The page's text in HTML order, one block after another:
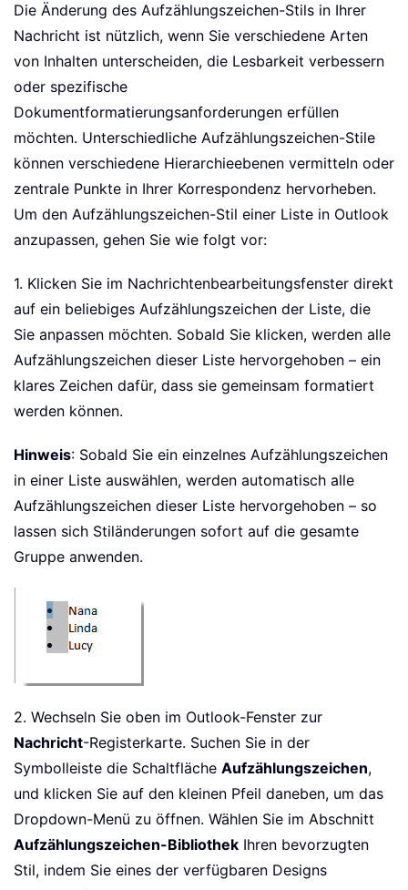
Die Änderung des Aufzählungszeichen-Stils in Ihrer
Nachricht ist nützlich, wenn Sie verschiedene Arten
von Inhalten unterscheiden, die Lesbarkeit verbessern
oder spezifische
Dokumentformatierungsanforderungen erfüllen
möchten. Unterschiedliche Aufzählungszeichen-Stile
können verschiedene Hierarchieebenen vermitteln oder
zentrale Punkte in Ihrer Korrespondenz hervorheben.
Um den Aufzählungszeichen-Stil einer Liste in Outlook
anzupassen, gehen Sie wie folgt vor:
1. Klicken Sie im Nachrichtenbearbeitungsfenster direkt
auf ein beliebiges Aufzählungszeichen der Liste, die
Sie anpassen möchten. Sobald Sie klicken, werden alle
Aufzählungszeichen dieser Liste hervorgehoben – ein
klares Zeichen dafür, dass sie gemeinsam formatiert
werden können.
Hinweis: Sobald Sie ein einzelnes Aufzählungszeichen
in einer Liste auswählen, werden automatisch alle
Aufzählungszeichen dieser Liste hervorgehoben – so
lassen sich Stiländerungen sofort auf die gesamte
Gruppe anwenden.
2. Wechseln Sie oben im Outlook-Fenster zur
Nachricht-Registerkarte. Suchen Sie in der
Symbolleiste die Schaltfläche Aufzählungszeichen,
und klicken Sie auf den kleinen Pfeil daneben, um das
Dropdown-Menü zu öffnen. Wählen Sie im Abschnitt
Aufzählungszeichen-Bibliothek Ihren bevorzugten
Stil, indem Sie eines der verfügbaren Designs